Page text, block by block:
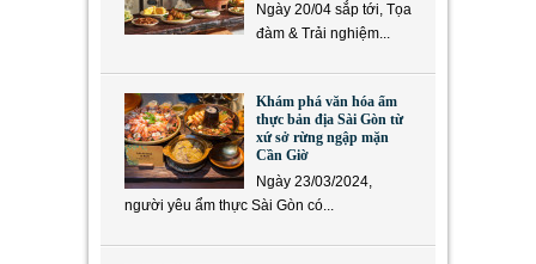
Ngày 20/04 sắp tới, Tọa
đàm & Trải nghiệm...
Khám phá văn hóa ẩm
thực bản địa Sài Gòn từ
xứ sở rừng ngập mặn
Cần Giờ
Ngày 23/03/2024,
người yêu ẩm thực Sài Gòn có...